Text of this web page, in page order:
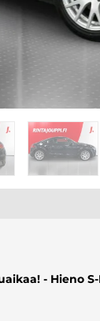
- Hieno